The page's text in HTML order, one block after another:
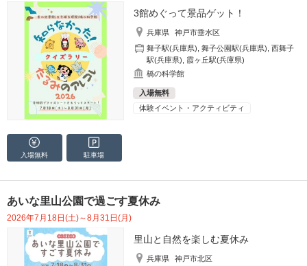
3館めぐって景品ゲット！
兵庫県
神戸市垂水区
舞子駅(兵庫県) ,舞子公園駅(兵庫県) ,西舞子
駅(兵庫県)
霞ヶ丘駅(兵庫県)
橋の科学館
入場無料
体験イベント・アクティビティ
入場無料 駐車場
あいな里山公園で過ごす夏休み
2026年7月18日(土)～8月31日(月)
里山と自然を楽しむ夏休み
兵庫県
神戸市北区